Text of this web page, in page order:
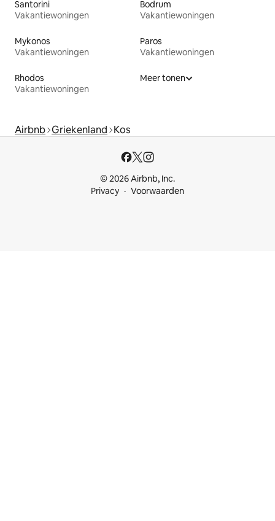
Santorini
Vakantiewoningen
Bodrum
Vakantiewoningen
Mykonos
Vakantiewoningen
Paros
Vakantiewoningen
Rhodos
Vakantiewoningen
Meer tonen
Airbnb Griekenland Kos
© 2026 Airbnb, Inc.
Privacy
Voorwaarden